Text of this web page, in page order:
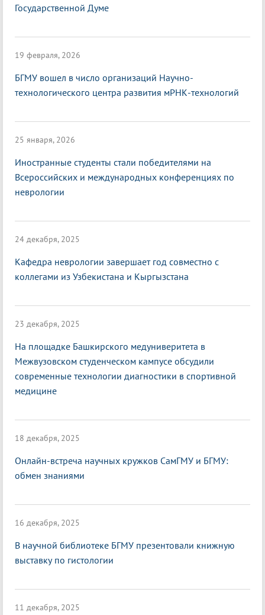
Государственной Думе
19 февраля, 2026
БГМУ вошел в число организаций Научно-
технологического центра развития мРНК-технологий
25 января, 2026
Иностранные студенты стали победителями на
Всероссийских и международных конференциях по
неврологии
24 декабря, 2025
Кафедра неврологии завершает год совместно с
коллегами из Узбекистана и Кыргызстана
23 декабря, 2025
На площадке Башкирского медуниверитета в
Межвузовском студенческом кампусе обсудили
современные технологии диагностики в спортивной
медицине
18 декабря, 2025
Онлайн-встреча научных кружков СамГМУ и БГМУ:
обмен знаниями
16 декабря, 2025
В научной библиотеке БГМУ презентовали книжную
выставку по гистологии
11 декабря, 2025